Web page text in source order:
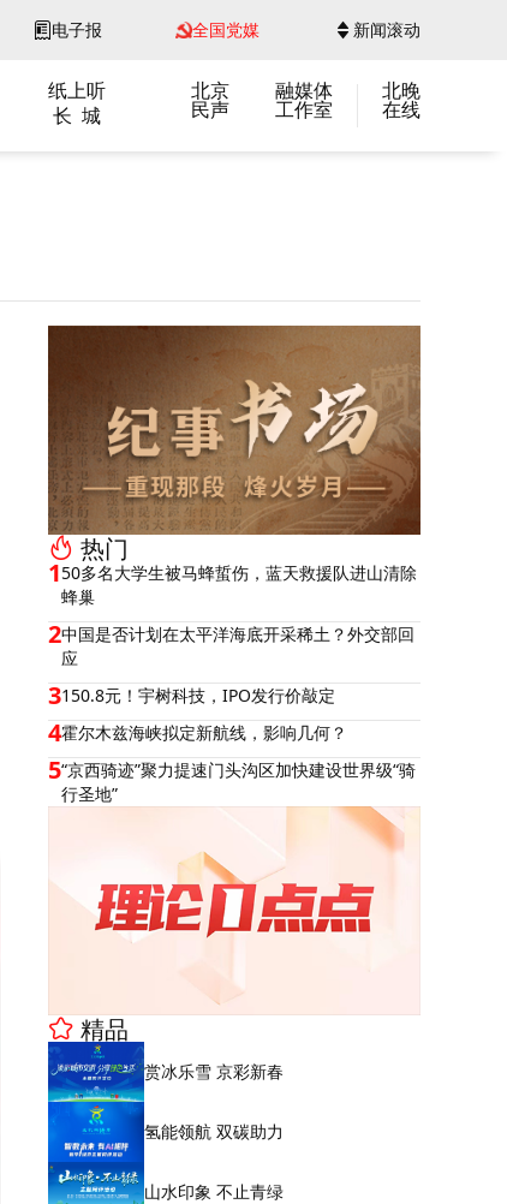
电子报 全国党媒 新闻滚动
纸上听
长 城
北京
民声
融媒体
工作室
北晚
在线
热门
150多名大学生被马蜂蜇伤，蓝天救援队进山清除
蜂巢
2中国是否计划在太平洋海底开采稀土？外交部回
应
3150.8元！宇树科技，IPO发行价敲定
4霍尔木兹海峡拟定新航线，影响几何？
5“京西骑迹”聚力提速门头沟区加快建设世界级“骑
行圣地”
精品
赏冰乐雪 京彩新春
氢能领航 双碳助力
山水印象 不止青绿